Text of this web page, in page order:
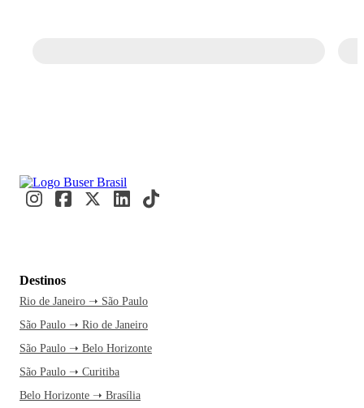
Destinos
Rio de Janeiro ➝ São Paulo
São Paulo ➝ Rio de Janeiro
São Paulo ➝ Belo Horizonte
São Paulo ➝ Curitiba
Belo Horizonte ➝ Brasília